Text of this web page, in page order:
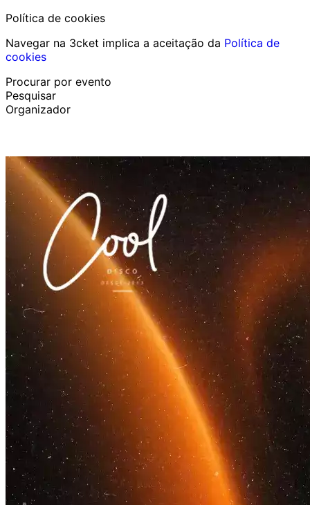
Política de cookies
Navegar na 3cket implica a aceitação da Política de
cookies
Procurar por evento
Pesquisar
Organizador
Português
Ajuda ao participante
Perdi o meu bilhete
LoginPromover evento